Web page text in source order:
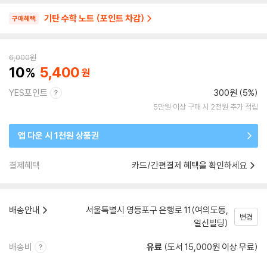
구매혜택 기탄 수학 노트 (포인트 차감)
6,000원
10 5,400
YES포인트 300원 (5%)
5만원 이상 구매 시 2천원 추가 적립
앱 다운 시 1천원 상품권
결제혜택 카드/간편결제 혜택을 확인하세요
배송안내
서울특별시 영등포구 은행로 11(여의도동,
일신빌딩)
변경
배송비 유료 (도서 15,000원 이상 무료)